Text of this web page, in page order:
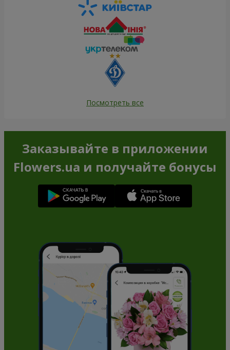
Посмотреть все
Заказывайте в приложении
Flowers.ua и получайте бонусы